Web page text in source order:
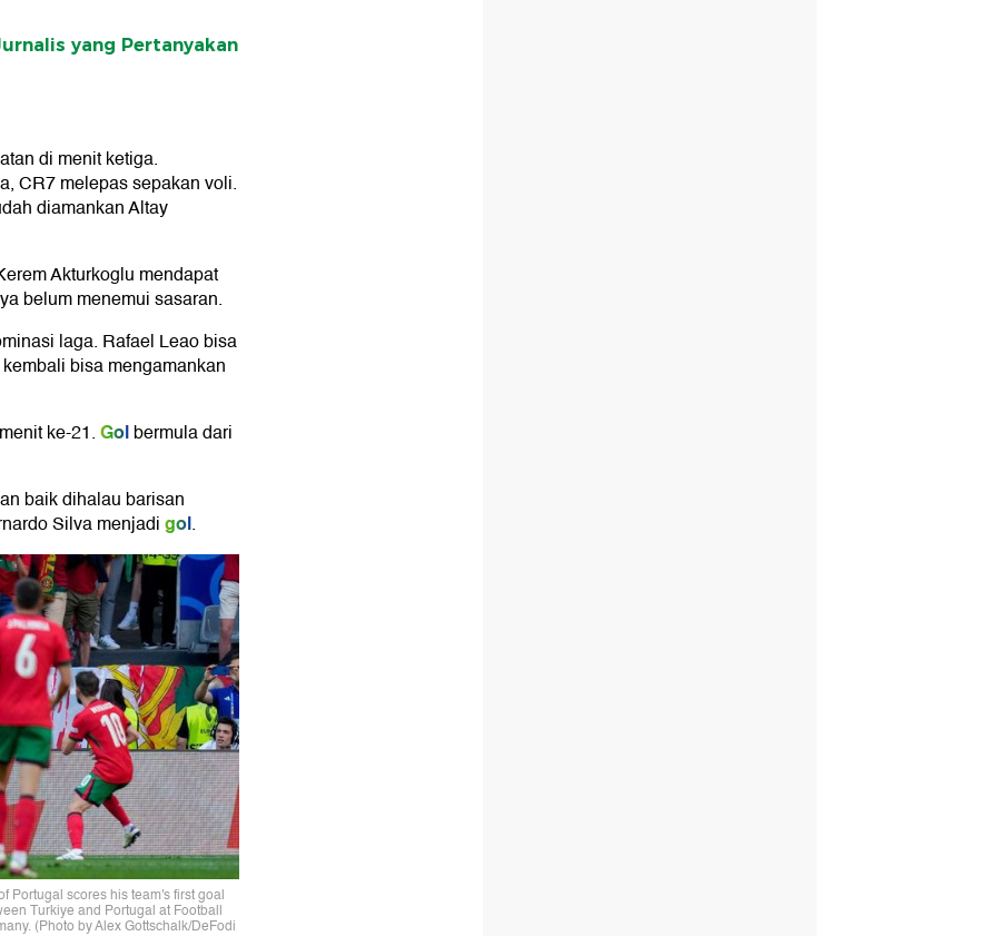
yang Pertanyakan
di menit ketiga.
CR7 melepas sepakan voli.
diamankan Altay
Akturkoglu mendapat
belum menemui sasaran.
laga. Rafael Leao bisa
bisa mengamankan
ke-21.Golbermula dari
baik dihalau barisan
Silva menjadigol.
Portugal scores his team's first goal
Turkiye and Portugal at Football
(Photo by Alex Gottschalk/DeFodi